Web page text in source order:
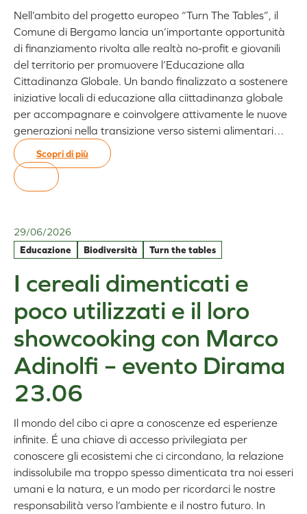
Nell’ambito del progetto europeo “Turn The Tables”, il
Comune di Bergamo lancia un’importante opportunità
di finanziamento rivolta alle realtà no-profit e giovanili
del territorio per promuovere l’Educazione alla
Cittadinanza Globale. Un bando finalizzato a sostenere
iniziative locali di educazione alla ciittadinanza globale
per accompagnare e coinvolgere attivamente le nuove
generazioni nella transizione verso sistemi alimentari…
Scopri di più
:
dal
piatto:
al
il
nuovo
bando
del
Comune
di
Bergamo
per
la
sostenibilità
alimentare
29/06/2026
Educazione
Biodiversità Turn the tables
I cereali dimenticati e
poco utilizzati e il loro
showcooking con Marco
Adinolfi – evento Dirama
23.06
Il mondo del cibo ci apre a conoscenze ed esperienze
infinite. É una chiave di accesso privilegiata per
conoscere gli ecosistemi che ci circondano, la relazione
indissolubile ma troppo spesso dimenticata tra noi esseri
umani e la natura, e un modo per ricordarci le nostre
responsabilità verso l’ambiente e il nostro futuro. In